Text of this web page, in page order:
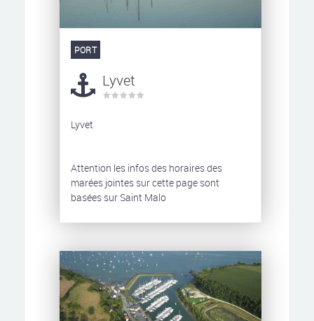
PORT
Lyvet
Lyvet
Attention les infos des horaires des
marées jointes sur cette page sont
basées sur Saint Malo